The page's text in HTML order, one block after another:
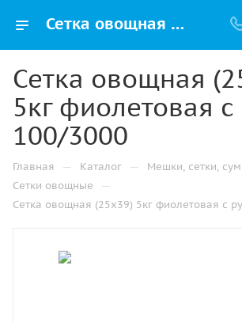
Сетка овощная (25х39) 5кг фиолетовая с ручкой 100/3000 купить от производителя с доставкой в Санкт-Петербурге
Сетка овощная
5кг фиолетовая
100/3000
Главная — Каталог — Мешки, сетки,
Сетки овощные —
Сетка овощная (25х39) 5кг фиолетовая с